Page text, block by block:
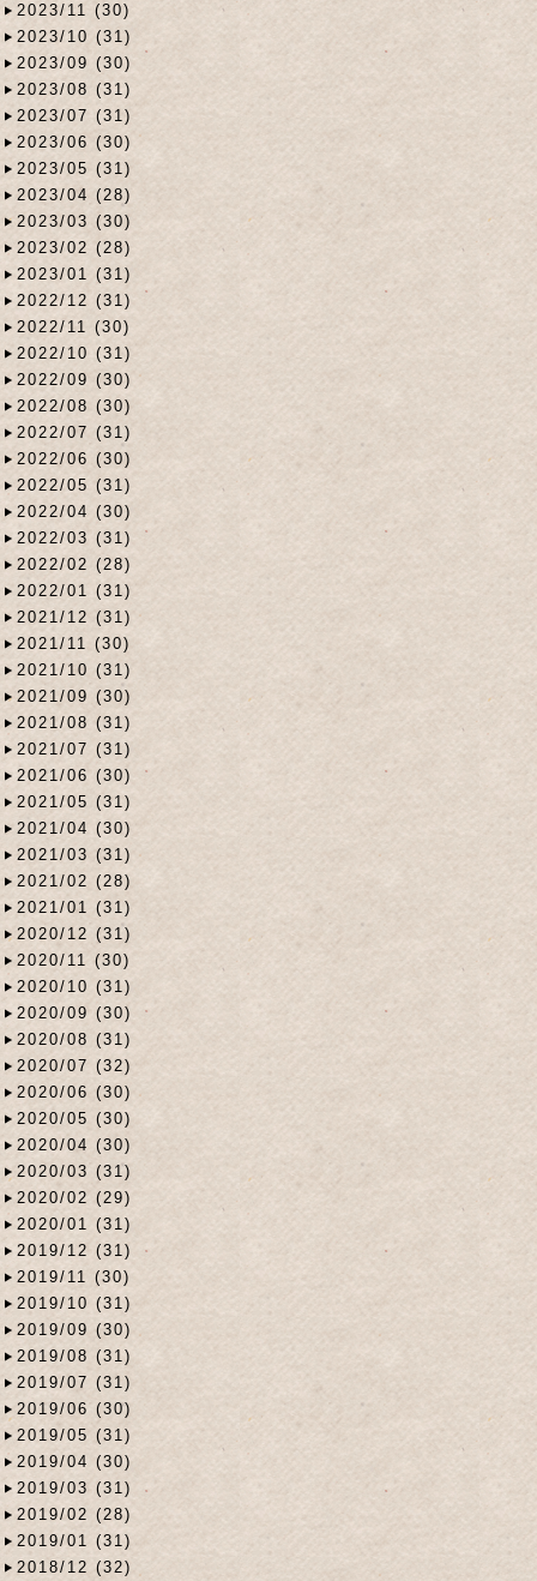
2023/11 (30)
2023/10 (31)
2023/09 (30)
2023/08 (31)
2023/07 (31)
2023/06 (30)
2023/05 (31)
2023/04 (28)
2023/03 (30)
2023/02 (28)
2023/01 (31)
2022/12 (31)
2022/11 (30)
2022/10 (31)
2022/09 (30)
2022/08 (30)
2022/07 (31)
2022/06 (30)
2022/05 (31)
2022/04 (30)
2022/03 (31)
2022/02 (28)
2022/01 (31)
2021/12 (31)
2021/11 (30)
2021/10 (31)
2021/09 (30)
2021/08 (31)
2021/07 (31)
2021/06 (30)
2021/05 (31)
2021/04 (30)
2021/03 (31)
2021/02 (28)
2021/01 (31)
2020/12 (31)
2020/11 (30)
2020/10 (31)
2020/09 (30)
2020/08 (31)
2020/07 (32)
2020/06 (30)
2020/05 (30)
2020/04 (30)
2020/03 (31)
2020/02 (29)
2020/01 (31)
2019/12 (31)
2019/11 (30)
2019/10 (31)
2019/09 (30)
2019/08 (31)
2019/07 (31)
2019/06 (30)
2019/05 (31)
2019/04 (30)
2019/03 (31)
2019/02 (28)
2019/01 (31)
2018/12 (32)